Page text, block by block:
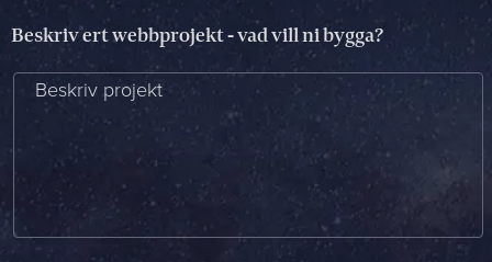
Jag vill...
Mitt största problem är...
Name *
Company *
Beskriv ert webbprojekt - vad vill ni bygga?
Beskriv projekt